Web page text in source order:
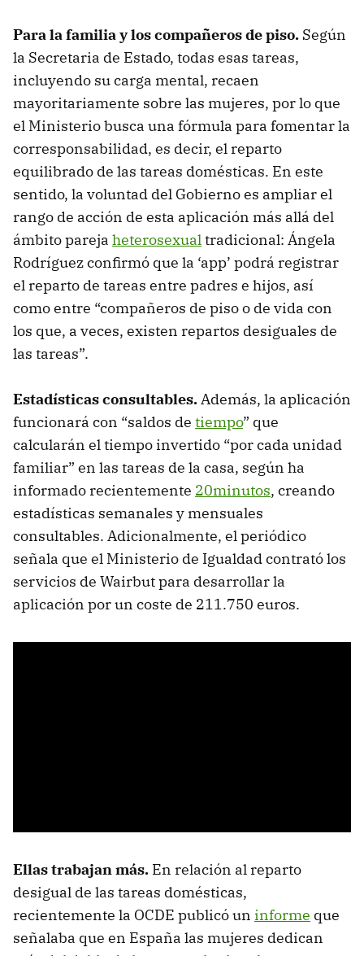
Para la familia y los compañeros de piso. Según
la Secretaria de Estado, todas esas tareas,
incluyendo su carga mental, recaen
mayoritariamente sobre las mujeres, por lo que
el Ministerio busca una fórmula para fomentar la
corresponsabilidad, es decir, el reparto
equilibrado de las tareas domésticas. En este
sentido, la voluntad del Gobierno es ampliar el
rango de acción de esta aplicación más allá del
ámbito pareja heterosexualtradicional: Ángela
Rodríguez confirmó que la ‘app’ podrá registrar
el reparto de tareas entre padres e hijos, así
como entre “compañeros de piso o de vida con
los que, a veces, existen repartos desiguales de
las tareas”.
Estadísticas consultables.Además, la aplicación
funcionará con “saldos de tiempo” que
calcularán el tiempo invertido “por cada unidad
familiar” en las tareas de la casa, según ha
informado recientemente 20minutos, creando
estadísticas semanales y mensuales
consultables. Adicionalmente, el periódico
señala que el Ministerio de Igualdad contrató los
servicios de Wairbut para desarrollar la
aplicación por un coste de 211.750 euros.
Ellas trabajan más. En relación al reparto
desigual de las tareas domésticas,
recientemente la OCDE publicó un informe que
señalaba que en España las mujeres dedican